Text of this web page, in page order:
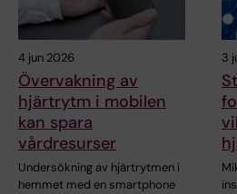
4 jun 2026
Övervakning av
hjärtrytm i mobilen
kan spara
vårdresurser
Undersökning av hjärtrytmen i
hemmet med en smartphone
3